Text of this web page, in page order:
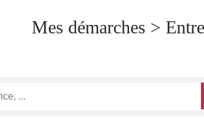
Mes démarches >